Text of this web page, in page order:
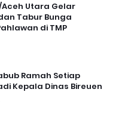
Aceh Utara Gelar
Tabur Bunga
di TMP
Ramah Setiap
Kepala Dinas Bireuen